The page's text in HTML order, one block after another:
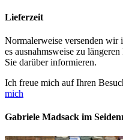
Lieferzeit
Normalerweise versenden wir
es ausnahmsweise zu
Sie darüber informieren.
Ich freue mich auf Ihren
mich
Gabriele Madsack im